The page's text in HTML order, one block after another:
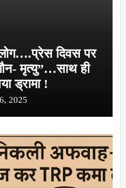
दिवस पर
मृत्यु”…साथ ही
ड्रामा !
2025